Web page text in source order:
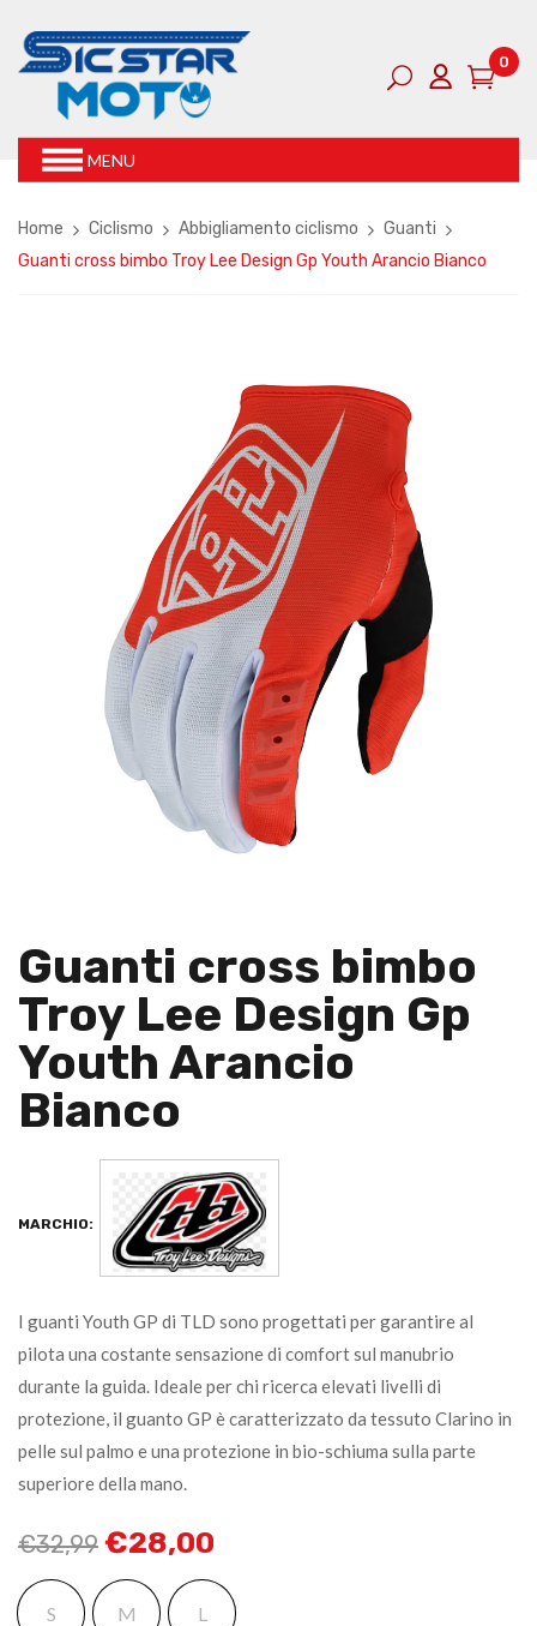
0
MENU
Home Ciclismo Abbigliamento ciclismo
Guanti
Guanti cross bimbo Troy Lee Design Gp Youth Arancio Bianco
Guanti cross bimbo
Troy Lee Design Gp
Youth Arancio
Bianco
MARCHIO:
I guanti Youth GP di TLD sono progettati per garantire al
pilota una costante sensazione di comfort sul manubrio
durante la guida. Ideale per chi ricerca elevati livelli di
protezione, il guanto GP è caratterizzato da tessuto Clarino in
pelle sul palmo e una protezione in bio-schiuma sulla parte
superiore della mano.
€32,99 €28,00
S M L